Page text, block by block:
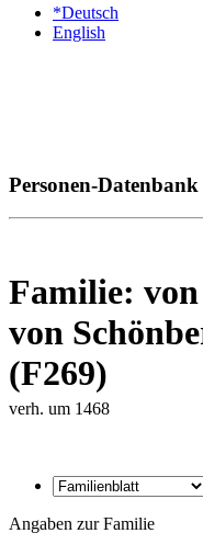
*Deutsch
English
Personen-
Familie:
von
(F269)
verh. um 1468
Angaben zur Familie